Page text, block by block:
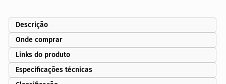
Descrição
Onde comprar
Links do produto
Especificações técnicas